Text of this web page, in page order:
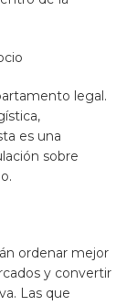
legal.
es una
sobre
ordenar mejor
y convertir
Las que